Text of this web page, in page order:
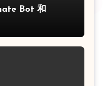
Bot 和